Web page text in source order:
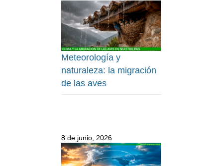
Meteorología y
naturaleza: la migración
de las aves
8 de junio, 2026